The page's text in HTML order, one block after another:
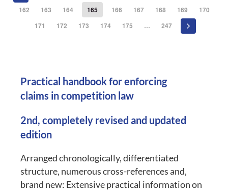
162
163 164 165 166 167 168 169
170
171
172 173 174 175 … 247
Practical handbook for enforcing
claims in competition law
2nd, completely revised and updated
edition
Arranged chronologically, differentiated
structure, numerous cross-references and,
brand new: Extensive practical information on